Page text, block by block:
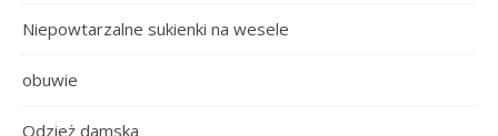
Niepowtarzalne sukienki na wesele
obuwie
Odzież damska